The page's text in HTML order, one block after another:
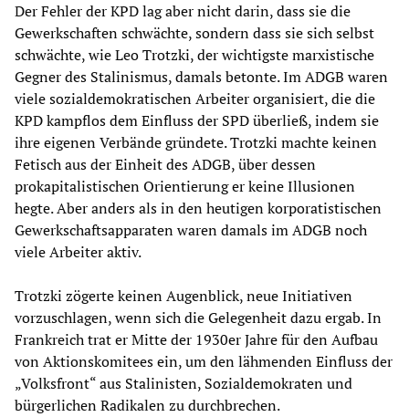
Der Fehler der KPD lag aber nicht darin, dass sie die
Gewerkschaften schwächte, sondern dass sie sich selbst
schwächte, wie Leo Trotzki, der wichtigste marxistische
Gegner des Stalinismus, damals betonte. Im ADGB waren
viele sozialdemokratischen Arbeiter organisiert, die die
KPD kampflos dem Einfluss der SPD überließ, indem sie
ihre eigenen Verbände gründete. Trotzki machte keinen
Fetisch aus der Einheit des ADGB, über dessen
prokapitalistischen Orientierung er keine Illusionen
hegte. Aber anders als in den heutigen korporatistischen
Gewerkschaftsapparaten waren damals im ADGB noch
viele Arbeiter aktiv.
Trotzki zögerte keinen Augenblick, neue Initiativen
vorzuschlagen, wenn sich die Gelegenheit dazu ergab. In
Frankreich trat er Mitte der 1930er Jahre für den Aufbau
von Aktionskomitees ein, um den lähmenden Einfluss der
„Volksfront“ aus Stalinisten, Sozialdemokraten und
bürgerlichen Radikalen zu durchbrechen.